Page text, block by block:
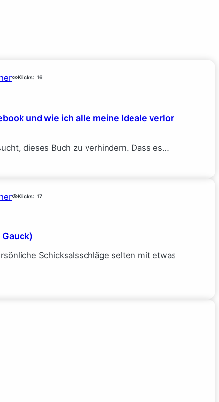
Klicks: 16
und wie ich alle meine Ideale verlor
dieses Buch zu verhindern. Dass es…
Klicks: 17
Schicksalsschläge selten mit etwas